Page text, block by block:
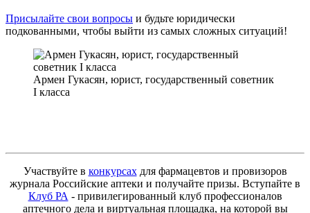
Присылайте свои вопросы и будьте юридически
подкованными, чтобы выйти из самых сложных ситуаций!
Армен Гукасян, юрист, государственный советник
I класса
Участвуйте в конкурсахдля фармацевтов и провизоров
журнала Российские аптеки и получайте призы. Вступайте в
Клуб РА - привилегированный клуб профессионалов
аптечного дела и виртуальная площадка, на которой вы